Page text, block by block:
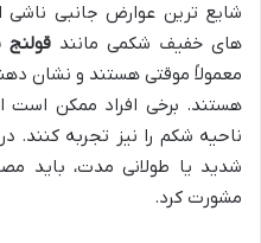
شایع ترین عوارض جانبی
های خفیف شکمی مانند
معمولاً موقتی هستند و نشان
هستند. برخی افراد ممکن است
ناحیه شکم را نیز تجربه
شدید یا طولانی مدت، باید
مشورت کرد.